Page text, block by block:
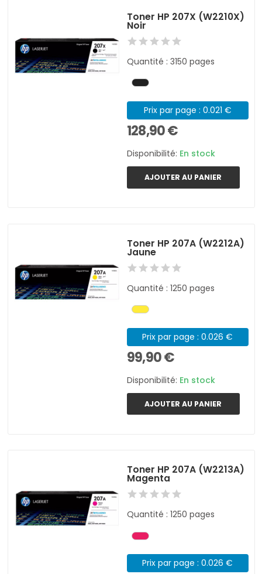
Toner HP 207X (W2210X)
Noir
Quantité : 3150 pages
Prix par page : 0.021 €
128,90 €
Disponibilité: En stock
AJOUTER AU PANIER
Toner HP 207A (W2212A)
Jaune
Quantité : 1250 pages
Prix par page : 0.026 €
99,90 €
Disponibilité: En stock
AJOUTER AU PANIER
Toner HP 207A (W2213A)
Magenta
Quantité : 1250 pages
Prix par page : 0.026 €